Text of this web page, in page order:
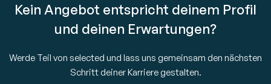
Kein Angebot entspricht deinem Profil
und deinen Erwartungen?
Werde Teil von selected und lass uns gemeinsam den nächsten
Schritt deiner Karriere gestalten.